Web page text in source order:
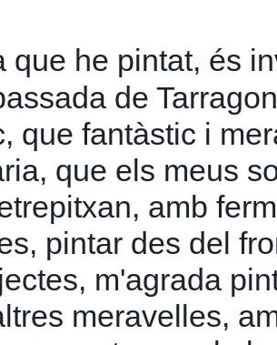
que he pintat, és
de
que fantàstic i
que els meus
amb
pintar des del
m'agrada
meravelles,